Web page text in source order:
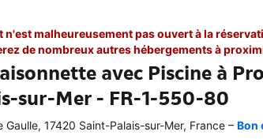
n'est malheureusement pas ouvert à la
de nombreux autres hébergements à
avec Piscine à
sur-Mer - FR-1-550-80
17420 Saint-Palais-sur-Mer, France – Bon